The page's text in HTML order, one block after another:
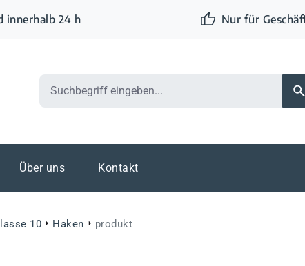
innerhalb 24 h Nur für
Über uns Kontakt
10 Haken produkt